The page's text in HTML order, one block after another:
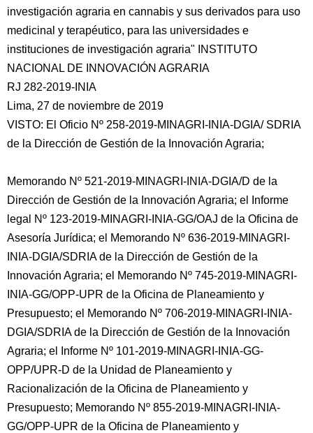
investigación agraria en cannabis y sus derivados para uso
medicinal y terapéutico, para las universidades e
instituciones de investigación agraria" INSTITUTO
NACIONAL DE INNOVACIÓN AGRARIA
RJ 282-2019-INIA
Lima, 27 de noviembre de 2019
VISTO: El Oficio Nº 258-2019-MINAGRI-INIA-DGIA/ SDRIA
de la Dirección de Gestión de la Innovación Agraria;
Memorando Nº 521-2019-MINAGRI-INIA-DGIA/D de la
Dirección de Gestión de la Innovación Agraria; el Informe
legal Nº 123-2019-MINAGRI-INIA-GG/OAJ de la Oficina de
Asesoría Jurídica; el Memorando Nº 636-2019-MINAGRI-
INIA-DGIA/SDRIA de la Dirección de Gestión de la
Innovación Agraria; el Memorando Nº 745-2019-MINAGRI-
INIA-GG/OPP-UPR de la Oficina de Planeamiento y
Presupuesto; el Memorando Nº 706-2019-MINAGRI-INIA-
DGIA/SDRIA de la Dirección de Gestión de la Innovación
Agraria; el Informe Nº 101-2019-MINAGRI-INIA-GG-
OPP/UPR-D de la Unidad de Planeamiento y
Racionalización de la Oficina de Planeamiento y
Presupuesto; Memorando Nº 855-2019-MINAGRI-INIA-
GG/OPP-UPR de la Oficina de Planeamiento y